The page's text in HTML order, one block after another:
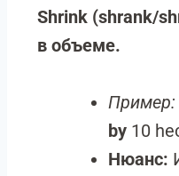
Shrink (shrank/
в объеме.
Пример:
by 10
Нюанс: